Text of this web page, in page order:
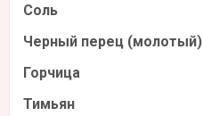
Соль
Черный перец (молотый)
Горчица
Тимьян